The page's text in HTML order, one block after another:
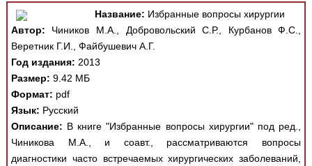
Название: Избранные вопросы хирургии
Автор: Чиников М.А., Добровольский С.Р., Курбанов Ф.С.,
Веретник Г.И., Файбушевич А.Г.
Год издания: 2013
Размер: 9.42 МБ
Формат: pdf
Язык: Русский
Описание: В книге "Избранные вопросы хирургии" под ред.,
Чиникова М.А., и соавт., рассматриваются вопросы
диагностики часто встречаемых хирургических заболеваний,